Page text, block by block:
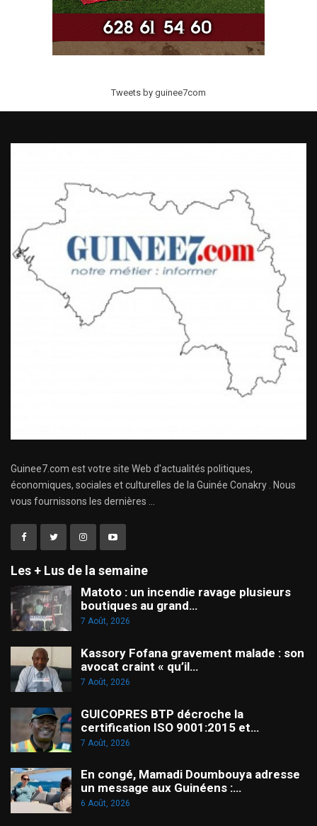
Tweets by guinee7com
Guinee7.com est votre site Web d'actualités politiques,
économiques, sociales et culturelles de la Guinée Conakry . Nous
vous fournissons les dernières ...
Les + Lus de la semaine
Matoto : un incendie ravage plusieurs
boutiques au grand…
7 Août, 2026
Kassory Fofana gravement malade : son
avocat craint « qu’il…
7 Août, 2026
GUICOPRES BTP décroche la
certification ISO 9001:2015 et…
7 Août, 2026
En congé, Mamadi Doumbouya adresse
un message aux Guinéens :…
6 Août, 2026